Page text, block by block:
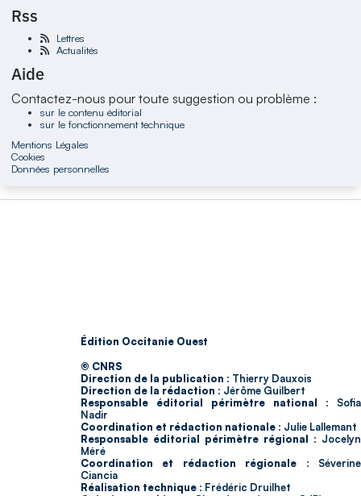
Rss
Lettres
Actualités
Aide
Contactez-nous pour toute suggestion ou problème :
sur le contenu éditorial
sur le fonctionnement technique
Mentions Légales
Cookies
Données personnelles
Édition Occitanie Ouest
© CNRS
Direction de la publication : Thierry Dauxois
Direction de la rédaction : Jérôme Guilbert
Responsable éditorial périmètre national : Sofia
Nadir
Coordination et rédaction nationale : Julie Lallemant
Responsable éditorial périmètre régional : Jocelyn
Méré
Coordination et rédaction régionale : Séverine
Ciancia
Réalisation technique : Frédéric Druilhet